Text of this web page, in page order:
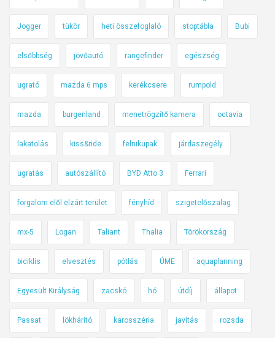
Jogger tükör heti összefoglaló stoptábla Bubi
elsőbbség jövőautó rangefinder egészség
ugrató mazda 6 mps kerékcsere rumpold
mazda burgenland menetrögzítő kamera octavia
lakatolás kiss&ride felnikupak járdaszegély
ugratás autószállító BYD Atto 3 Ferrari
forgalom elől elzárt terület fényhíd szigetelőszalag
mx-5 Logan Taliant Thalia Törökország
biciklis elvesztés pótlás ÚME aquaplanning
Egyesült Királyság zacskó hó útdíj állapot
Passat lökhárító karosszéria javítás rozsda